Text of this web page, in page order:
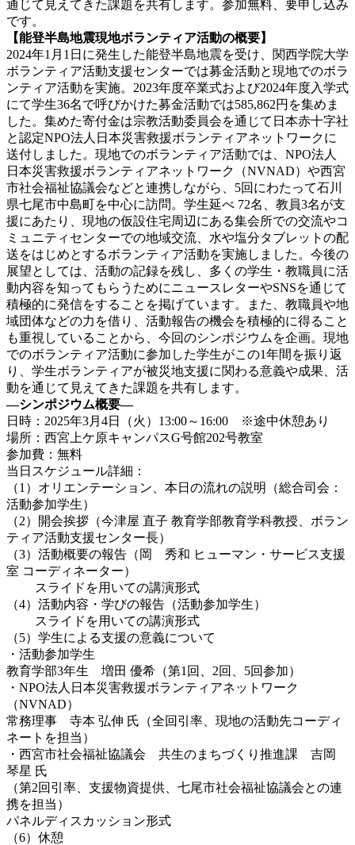
通じて見えてきた課題を共有します。参加無料、要申し込み
です。
【能登半島地震現地ボランティア活動の概要】
2024年1月1日に発生した能登半島地震を受け、関西学院大学
ボランティア活動支援センターでは募金活動と現地でのボラ
ンティア活動を実施。2023年度卒業式および2024年度入学式
にて学生36名で呼びかけた募金活動では585,862円を集めま
した。集めた寄付金は宗教活動委員会を通じて日本赤十字社
と認定NPO法人日本災害救援ボランティアネットワークに
送付しました。現地でのボランティア活動では、NPO法人
日本災害救援ボランティアネットワーク（NVNAD）や西宮
市社会福祉協議会などと連携しながら、5回にわたって石川
県七尾市中島町を中心に訪問。学生延べ 72名、教員3名が支
援にあたり、現地の仮設住宅周辺にある集会所での交流やコ
ミュニティセンターでの地域交流、水や塩分タブレットの配
送をはじめとするボランティア活動を実施しました。今後の
展望としては、活動の記録を残し、多くの学生・教職員に活
動内容を知ってもらうためにニュースレターやSNSを通じて
積極的に発信をすることを掲げています。また、教職員や地
域団体などの力を借り、活動報告の機会を積極的に得ること
も重視していることから、今回のシンポジウムを企画。現地
でのボランティア活動に参加した学生がこの1年間を振り返
り、学生ボランティアが被災地支援に関わる意義や成果、活
動を通じて見えてきた課題を共有します。
―シンポジウム概要―
日時：2025年3月4日（火）13:00～16:00 ※途中休憩あり
場所：西宮上ケ原キャンパスG号館202号教室
参加費：無料
当日スケジュール詳細：
（1）オリエンテーション、本日の流れの説明（総合司会：
活動参加学生）
（2）開会挨拶（今津屋 直子 教育学部教育学科教授、ボラン
ティア活動支援センター長）
（3）活動概要の報告（岡 秀和 ヒューマン・サービス支援
室 コーディネーター）
スライドを用いての講演形式
（4）活動内容・学びの報告（活動参加学生）
スライドを用いての講演形式
（5）学生による支援の意義について
・活動参加学生
教育学部3年生 増田 優希（第1回、2回、5回参加）
・NPO法人日本災害救援ボランティアネットワーク
（NVNAD）
常務理事 寺本 弘伸 氏（全回引率、現地の活動先コーディ
ネートを担当）
・西宮市社会福祉協議会 共生のまちづくり推進課 吉岡
琴星 氏
（第2回引率、支援物資提供、七尾市社会福祉協議会との連
携を担当）
パネルディスカッション形式
（6）休憩